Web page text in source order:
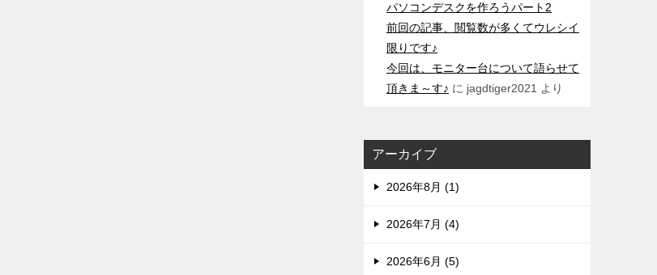
パソコンデスクを作ろうパート2
前回の記事、閲覧数が多くてウレシイ
限りです♪
今回は、モニター台について語らせて
頂きま～す♪ に jagdtiger2021 より
アーカイブ
2026年8月 (1)
2026年7月 (4)
2026年6月 (5)